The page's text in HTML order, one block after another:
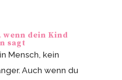
wenn dein Kind
sagt
Mensch, kein
Auch wenn du